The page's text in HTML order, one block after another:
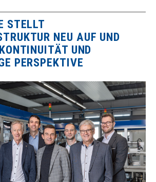
STELLT
NEU AUF UND
UND
PERSPEKTIVE